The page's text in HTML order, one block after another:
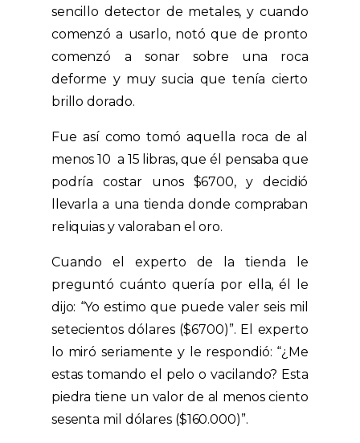
sencillo detector de metales, y cuando
comenzó a usarlo, notó que de pronto
comenzó a sonar sobre una roca
deforme y muy sucia que tenía cierto
brillo dorado.
Fue así como tomó aquella roca de al
menos 10 a 15 libras, que él pensaba que
podría costar unos $6700, y decidió
llevarla a una tienda donde compraban
reliquias y valoraban el oro.
Cuando el experto de la tienda le
preguntó cuánto quería por ella, él le
dijo: “Yo estimo que puede valer seis mil
setecientos dólares ($6700)”. El experto
lo miró seriamente y le respondió: “¿Me
estas tomando el pelo o vacilando? Esta
piedra tiene un valor de al menos ciento
sesenta mil dólares ($160.000)”.